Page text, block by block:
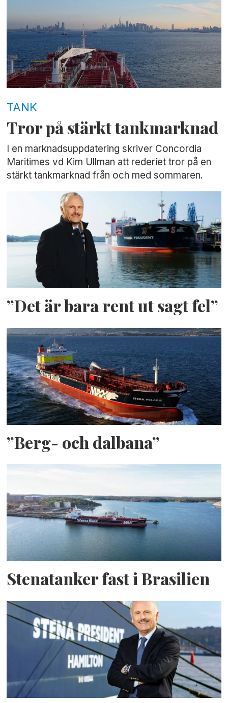
TANK
Tror på stärkt tankmarknad
I en marknadsuppdatering skriver Concordia
Maritimes vd Kim Ullman att rederiet tror på en
stärkt tankmarknad från och med sommaren.
”Det är bara rent ut sagt fel”
”Berg- och dalbana”
Stenatanker fast i Brasilien